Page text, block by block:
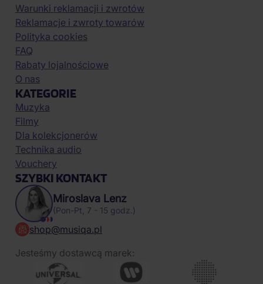
Kontakty
Ochrona danych osobowych
Dostawa płatność
Warunki reklamacji i zwrotów
Reklamacje i zwroty towarów
Polityka cookies
FAQ
Rabaty lojalnościowe
O nas
KATEGORIE
Muzyka
Filmy
Dla kolekcjonerów
Technika audio
Vouchery
SZYBKI KONTAKT
(Pon-Pt, 7 - 15 godz.)
shop@musiqa.pl